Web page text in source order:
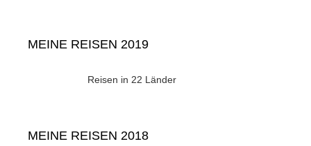
MEINE REISEN 2019
Reisen in 22 Länder
MEINE REISEN 2018